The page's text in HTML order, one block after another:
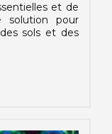
et de
solution pour
sols et des